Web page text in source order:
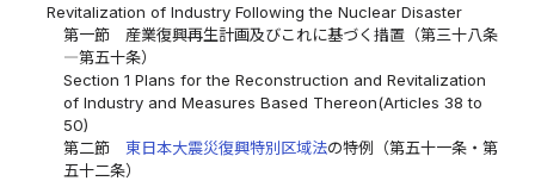
Revitalization of Industry Following the Nuclear Disaster
第一節 産業復興再生計画及びこれに基づく措置（第三十八条
―第五十条）
Section 1 Plans for the Reconstruction and Revitalization
of Industry and Measures Based Thereon(Articles 38 to
50)
第二節 東日本大震災復興特別区域法の特例（第五十一条・第
五十二条）